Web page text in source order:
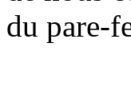
du pare-